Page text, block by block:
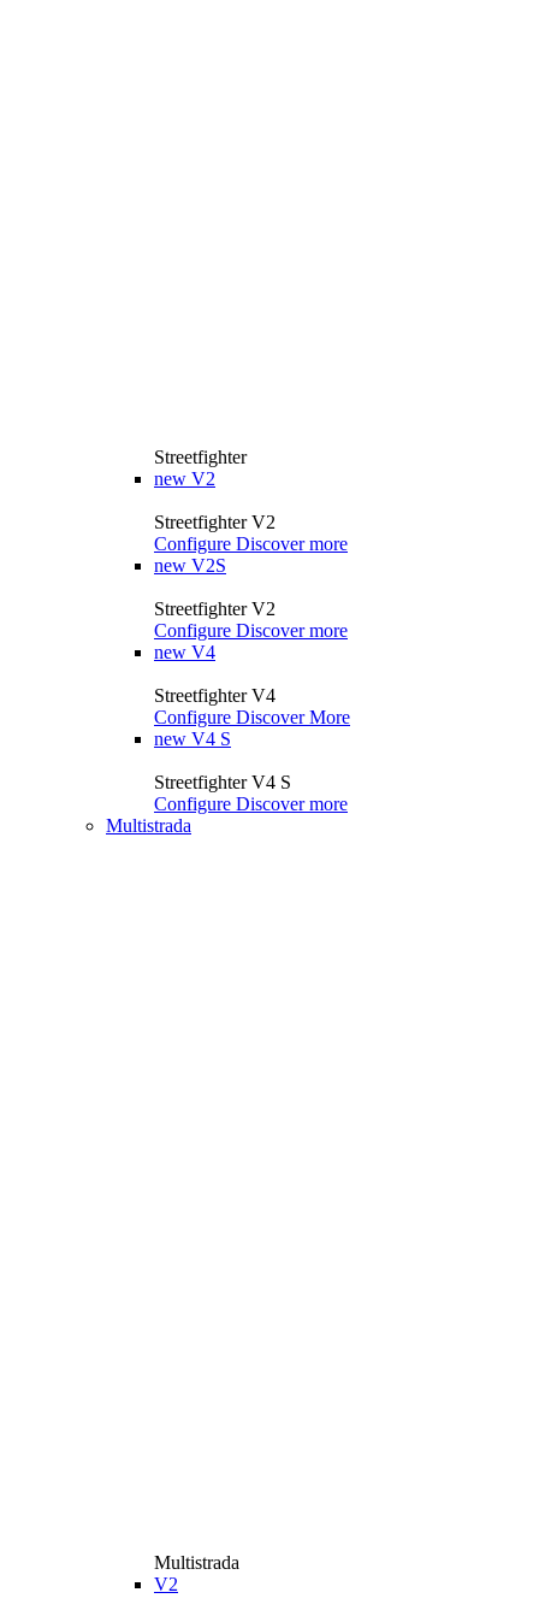
Streetfighter
new V2
Streetfighter V2
Configure Discover more
new V2S
Streetfighter V2
Configure Discover more
new V4
Streetfighter V4
Configure Discover More
new V4 S
Streetfighter V4 S
Configure Discover more
Multistrada
Multistrada
V2